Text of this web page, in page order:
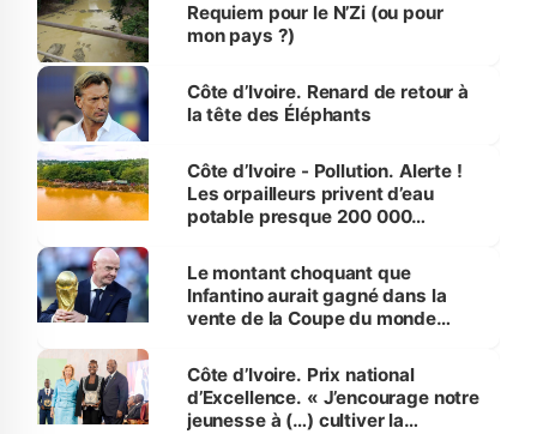
Requiem pour le N’Zi (ou pour
mon pays ?)
Côte d’Ivoire. Renard de retour à
la tête des Éléphants
Côte d’Ivoire - Pollution. Alerte !
Les orpailleurs privent d’eau
potable presque 200 000
Le montant choquant que
Infantino aurait gagné dans la
vente de la Coupe du monde
Côte d’Ivoire. Prix national
d’Excellence. « J’encourage notre
jeunesse à (…) cultiver la